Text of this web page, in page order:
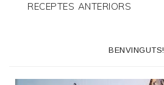
RECEPTES ANTERIORS
BENVINGUTS!